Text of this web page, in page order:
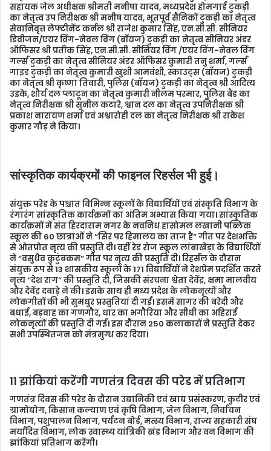
सहायक जेल अधीक्षक श्रीमती मनीषा यादव, मध्यप्रदेश होमगार्ड टुकड़ी
का नेतृत्व उप निरीक्षक श्री मनीष यादव, भूतपूर्व सैनिकों टुकड़ी का नेतृत्व
सेवानिवृत्त लेफ्टीनेंट कर्नल श्री राजेश कुमार सिंह, एन.सी.सी. सीनियर
डिवीजन/एयर विंग-नेवल विंग (बॉयज) टुकड़ी का नेतृत्व सीनियर अंडर
ऑफिसर श्री प्रतीक सिंह, एन.सी.सी. सीनियर विंग /एयर विंग-नेवल विंग
गर्ल्स टुकड़ी का नेतृत्व सीनियर अंडर ऑफिसर कुमारी तनु शर्मा, गर्ल्स
गाइड टुकड़ी का नेतृत्व कुमारी खुशी आमवंशी, स्काउट्स (बॉयज) टुकड़ी
का नेतृत्व श्री कृष्णा तिवारी, पुलिस (बॉयज) टुकड़ी का नेतृत्व श्री आदित्य
उइके, शौर्य दल प्लाटून का नेतृत्व कुमारी नीलम परमार, पुलिस बैंड का
नेतृत्व निरीक्षक श्री सुनील कटारे, श्वान दल का नेतृत्व उपनिरीक्षक श्री
प्रकाश नारायण शर्मा एवं अश्वारोही दल का नेतृत्व निरीक्षक श्री राकेश
कुमार गौड़ ने किया।
सांस्कृतिक कार्यक्रमों की फाइनल रिहर्सल भी हुई।
संयुक्त परेड के पश्चात विभिन्न स्कूलों के विद्यार्थियों एवं संस्कृति विभाग के
रंगारंग सांस्कृतिक कार्यक्रमों का अंतिम अभ्यास किया गया। सांस्कृतिक
कार्यक्रमों में संत हिरदाराम नगर के नवनिध हासोमल लखानी पब्लिक
स्कूल की 60 छात्राओं ने “सिर पर हिमालय का ताज है” गीत पर देशभक्ति
से ओतप्रोत नृत्य की प्रस्तुति दी। वहीं रेड रोज स्कूल लांबाखेड़ा के विद्यार्थियों
ने “वसुधैव कुटुंबकम” गीत पर नृत्य की प्रस्तुति दी। रिहर्सल के दौरान
संयुक्त रूप से 13 शासकीय स्कूलों के 171 विद्यार्थियों ने देशप्रेम प्रदर्शित करते
नृत्य “देश राग” की प्रस्तुति दी, जिसकी संरचना श्वेता देवेंद्र, क्षमा मालवीय
और देवेंद्र दबाड़े ने की। इसके साथ ही मध्य प्रदेश के लोकनृत्यों और
लोकगीतों की भी सुमधुर प्रस्तुतियां दी गईं। इसमें सागर की बरेदी और
बधाई, बड़वाह का गणगौर, धार का भगौरिया और सीधी का अहिराई
लोकनृत्यों की प्रस्तुति दी गई। इस दौरान 250 कलाकारों ने प्रस्तुति देकर
सभी उपस्थितजन को मंत्रमुग्ध कर दिया।
11 झांकियां करेंगी गणतंत्र दिवस की परेड में प्रतिभाग
गणतंत्र दिवस की परेड के दौरान उद्यानिकी एवं खाद्य प्रसंस्करण, कुटीर एवं
ग्रामोद्योग, किसान कल्याण एवं कृषि विभाग, जेल विभाग, निर्वाचन
विभाग, पशुपालन विभाग, पर्यटन बोर्ड, मत्स्य विभाग, राज्य सहकारी संघ
मर्यादित विभाग, लोक स्वास्थ्य यांत्रिकी खंड विभाग और वन विभाग की
झांकियां प्रतिभाग करेंगी।